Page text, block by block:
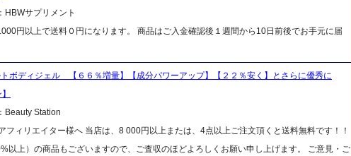
サプリメント
円以上で送料０円になります。 商品はご入金確認後１週間から10日前後でお手元に届
ボディジェル 【６６％増量】【成分パワーアップ】【２２％安く】とさらに優秀に
Beauty Station
フィリエイター様へ 当店は、8 000円以上または、4点以上ご注文頂くと送料無料です！！
以上）の商品もございますので、ご査収のほどよろしくお願い申し上げます。 ご意見・ご